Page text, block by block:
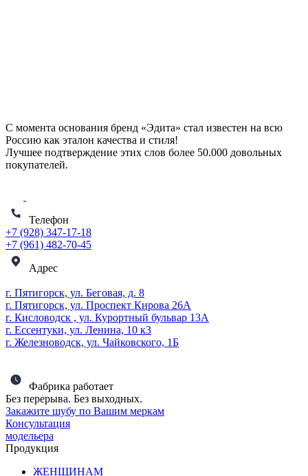
С момента основания бренд «Эдита» стал известен на всю
Россию как эталон качества и стиля!
Лучшее подтверждение этих слов более 50.000 довольных
покупателей.
Телефон
+7 (928) 347-17-18
+7 (961) 482-70-45
Адрес
г. Пятигорск, ул. Беговая, д. 8
г. Пятигорск, ул. Проспект Кирова 26А
г. Кисловодск , ул. Курортный бульвар 13А
г. Ессентуки, ул. Ленина, 10 к3
г. Железноводск, ул. Чайковского, 1Б
Фабрика работает
Без перерыва. Без выходных.
Закажите шубу по Вашим меркам
Консультация
модельера
Продукция
ЖЕНЩИНАМ